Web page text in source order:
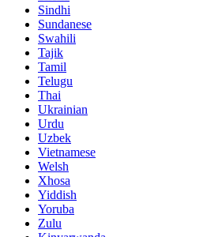
Sindhi
Sundanese
Swahili
Tajik
Tamil
Telugu
Thai
Ukrainian
Urdu
Uzbek
Vietnamese
Welsh
Xhosa
Yiddish
Yoruba
Zulu